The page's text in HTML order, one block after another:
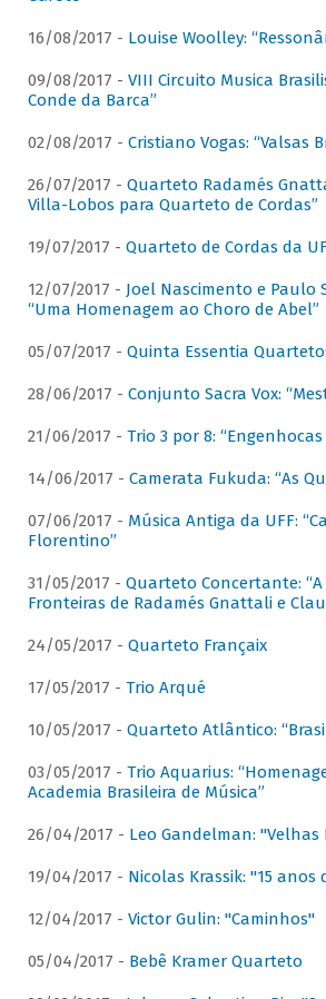
16/08/2017 - Louise Woolley:
09/08/2017 - VIII Circuito Musica
Conde da Barca”
02/08/2017 - Cristiano Vogas: “Valsas
26/07/2017 - Quarteto Radamés
Villa-Lobos para Quarteto de Cordas”
19/07/2017 - Quarteto de Cordas da
12/07/2017 - Joel Nascimento e Paulo
“Uma Homenagem ao Choro de Abel”
05/07/2017 - Quinta Essentia
28/06/2017 - Conjunto Sacra Vox:
21/06/2017 - Trio 3 por 8:
14/06/2017 - Camerata Fukuda: “As
07/06/2017 - Música Antiga da UFF:
Florentino”
31/05/2017 - Quarteto Concertante: “A
Fronteiras de Radamés Gnattali e
24/05/2017 - Quarteto Françaix
17/05/2017 - Trio Arqué
10/05/2017 - Quarteto Atlântico:
03/05/2017 - Trio Aquarius:
Academia Brasileira de Música”
26/04/2017 - Leo Gandelman: "Velhas
19/04/2017 - Nicolas Krassik: "15 anos
12/04/2017 - Victor Gulin: "Caminhos"
05/04/2017 - Bebê Kramer Quarteto